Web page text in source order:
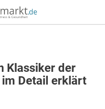
Klassiker der
Detail erklärt